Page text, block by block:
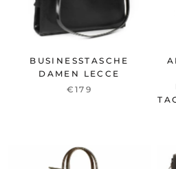
BUSINESSTASCHE
DAMEN LECCE
€179